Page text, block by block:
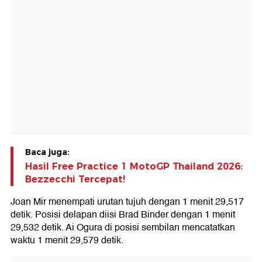
Baca juga:
Hasil Free Practice 1 MotoGP Thailand 2026:
Bezzecchi Tercepat!
Joan Mir menempati urutan tujuh dengan 1 menit 29,517
detik. Posisi delapan diisi Brad Binder dengan 1 menit
29,532 detik. Ai Ogura di posisi sembilan mencatatkan
waktu 1 menit 29,579 detik.